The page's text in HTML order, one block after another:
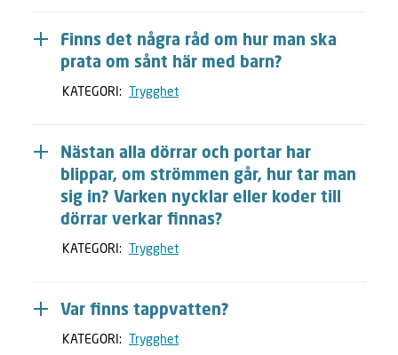
Finns det några råd om hur man ska
prata om sånt här med barn?
KATEGORI: Trygghet
Nästan alla dörrar och portar har
blippar, om strömmen går, hur tar man
sig in? Varken nycklar eller koder till
dörrar verkar finnas?
KATEGORI: Trygghet
Var finns tappvatten?
KATEGORI: Trygghet